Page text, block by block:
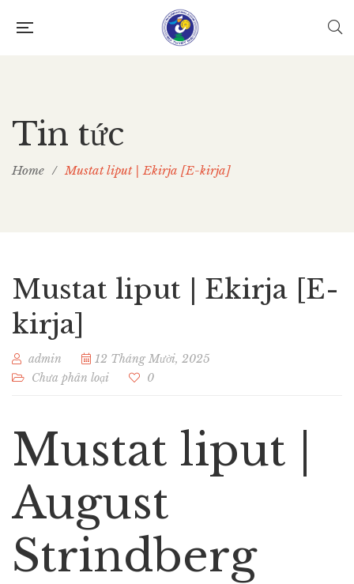
Tin tức
Home / Mustat liput | Ekirja [E-kirja]
Mustat liput | Ekirja [E-
kirja]
admin
12 Tháng Mười, 2025
Chưa phân loại
0
Mustat liput |
August
Strindberg